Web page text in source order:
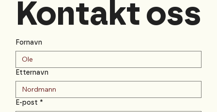
Kontakt oss
Fornavn
Etternavn
E-post *